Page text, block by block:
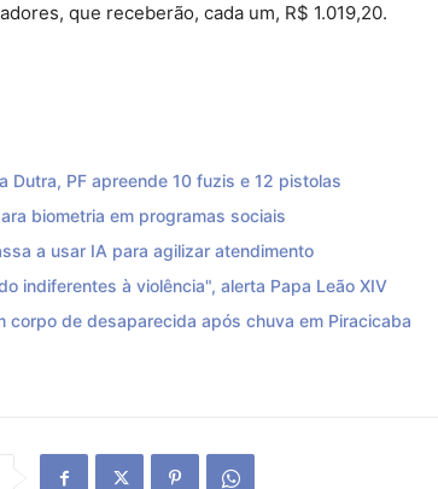
que receberão, cada um, R$ 1.019,20.
Dutra, PF apreende 10 fuzis e 12 pistolas
biometria em programas sociais
a usar IA para agilizar atendimento
indiferentes à violência", alerta Papa Leão XIV
corpo de desaparecida após chuva em Piracicaba